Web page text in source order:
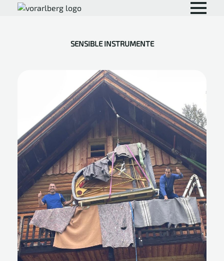
SENSIBLE INSTRUMENTE